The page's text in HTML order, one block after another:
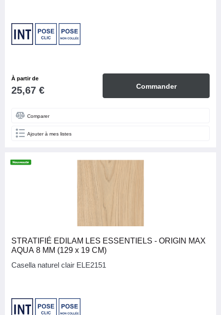
À partir de
25,67 € Commander
Comparer
Ajouter à mes listes
STRATIFIÉ EDILAM LES ESSENTIELS - ORIGIN MAX
AQUA 8 MM (129 x 19 CM)
Casella naturel clair ELE2151